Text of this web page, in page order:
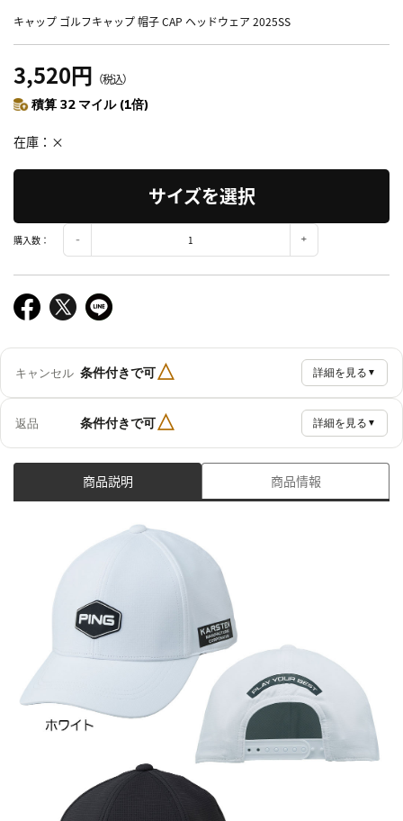
キャップ ゴルフキャップ 帽子 CAP ヘッドウェア 2025SS
3,520円 （税込）
積算 32 マイル (1倍)
在庫 ×
サイズを選択
購入数：
キャンセル 条件付きで可△ 詳細を見る ▼
返品 条件付きで可△ 詳細を見る ▼
商品説明 商品情報